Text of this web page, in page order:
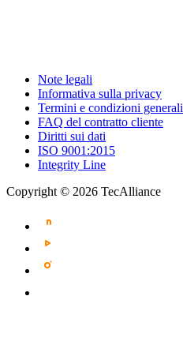
Note legali
Informativa sulla privacy
Termini e condizioni generali
FAQ del contratto cliente
Diritti sui dati
ISO 9001:2015
Integrity Line
Copyright © 2026 TecAlliance